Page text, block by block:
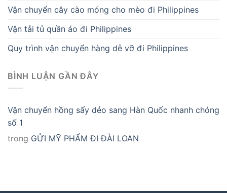
Vận chuyển cây cào móng cho mèo đi Philippines
Vận tải tủ quần áo đi Philippines
Quy trình vận chuyển hàng dễ vỡ đi Philippines
BÌNH LUẬN GẦN ĐÂY
Vận chuyển hồng sấy dẻo sang Hàn Quốc nhanh chóng
số 1
trong GỬI MỸ PHẨM ĐI ĐÀI LOAN